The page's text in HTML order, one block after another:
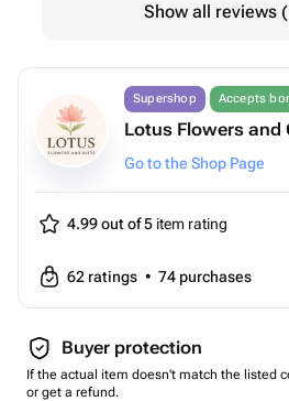
Show all reviews
Supershop Accepts
Lotus Flowers and
Go to the Shop Page
4.99 out of 5 item rating
62 ratings • 74 purchases
Buyer protection
If the actual item doesn't match the listed
or get a refund.